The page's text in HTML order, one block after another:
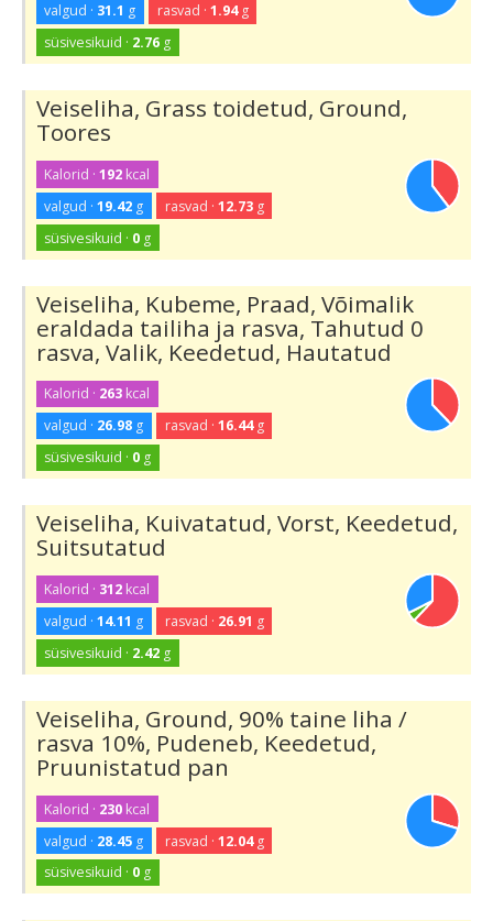
valgud · 31.1 g rasvad · 1.94g
süsivesikuid · 2.76 g
Veiseliha, Grass toidetud, Ground,
Toores
Kalorid ·192 kcal
valgud ·19.42 g rasvad · 12.73g
süsivesikuid · 0 g
Veiseliha, Kubeme, Praad, Võimalik
eraldada tailiha ja rasva, Tahutud 0
rasva, Valik, Keedetud, Hautatud
Kalorid · 263 kcal
valgud · 26.98 g rasvad · 16.44g
süsivesikuid · 0 g
Veiseliha, Kuivatatud, Vorst, Keedetud,
Suitsutatud
Kalorid · 312 kcal
valgud ·14.11 g rasvad · 26.91 g
süsivesikuid · 2.42 g
Veiseliha, Ground, 90% taine liha /
rasva 10%, Pudeneb, Keedetud,
Pruunistatud pan
Kalorid · 230 kcal
valgud · 28.45 g rasvad · 12.04g
süsivesikuid · 0 g